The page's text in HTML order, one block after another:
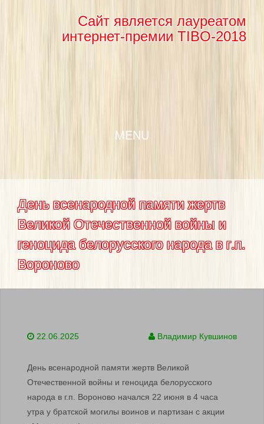
Сайт является лауреатом
интернет-премии TIBO-2018
MENU
День всенародной памяти жертв
Великой Отечественной войны и
геноцида белорусского народа в г.п.
Вороново
22.06.2025 Владимир Кувшинов
День всенародной памяти жертв Великой
Отечественной войны и геноцида белорусского
народа в г.п. Вороново начался 22 июня в 4 часа
утра у братской могилы воинов и партизан с акции